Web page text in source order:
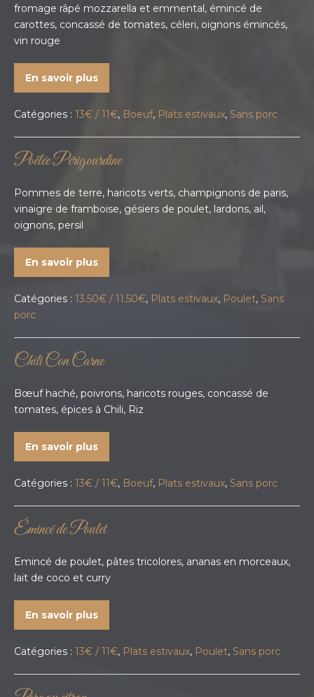
fromage râpé mozzarella et emmental, émincé de
carottes, concassé de tomates, céleri, oignons émincés,
vin rouge
En savoir plus
Catégories : 13€ / 11€, Boeuf, Plats estivaux, Sans porc
Poêlée Périgourdine
Pommes de terre, haricots verts, champignons de paris,
vinaigre de framboise, gésiers de poulet, lardons, ail,
oignons, persil
En savoir plus
Catégories : 13.50€ / 11.50€, Plats estivaux, Poulet, Sans
porc
Chili Con Carne
Bœuf haché, poivrons, haricots rouges, concassé de
tomates, épices à Chili, Riz
En savoir plus
Catégories : 13€ / 11€, Boeuf, Plats estivaux, Sans porc
Émincé de Poulet
Emincé de poulet, pâtes tricolores, ananas en morceaux,
lait de coco et curry
En savoir plus
Catégories : 13€ / 11€, Plats estivaux, Poulet, Sans porc